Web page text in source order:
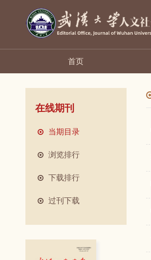
首页
在线期刊
当期目录
浏览排行
下载排行
过刊下载